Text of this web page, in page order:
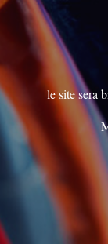
le site sera